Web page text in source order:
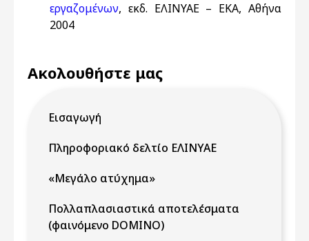
Εισαγωγή
Πληροφοριακό δελτίο ΕΛΙΝΥΑΕ
«Μεγάλο ατύχημα»
Πολλαπλασιαστικά αποτελέσματα
(φαινόμενο DOMINO)
εργαζομένων, εκδ. ΕΛΙΝΥΑΕ – ΕΚΑ, Αθήνα
2004
Ακολουθήστε μας